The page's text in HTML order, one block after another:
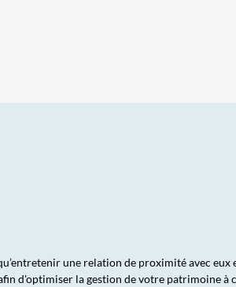
une relation de proximité avec
d'optimiser la gestion de votre patrimoine à